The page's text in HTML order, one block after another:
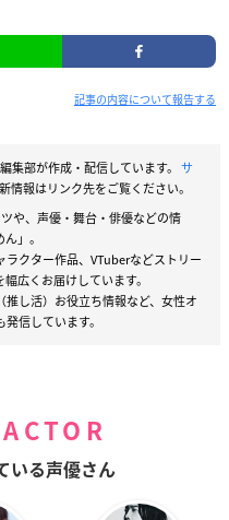
記事の内容について報告する
集部が作成・配信しています。 サ
情報はリンク先をご覧ください。
や、声優・舞台・俳優などの情
」。
クター作品、VTuberなどストリー
広くお届けしています。
し活）お役立ち情報など、女性オ
信しています。
いる声優さん